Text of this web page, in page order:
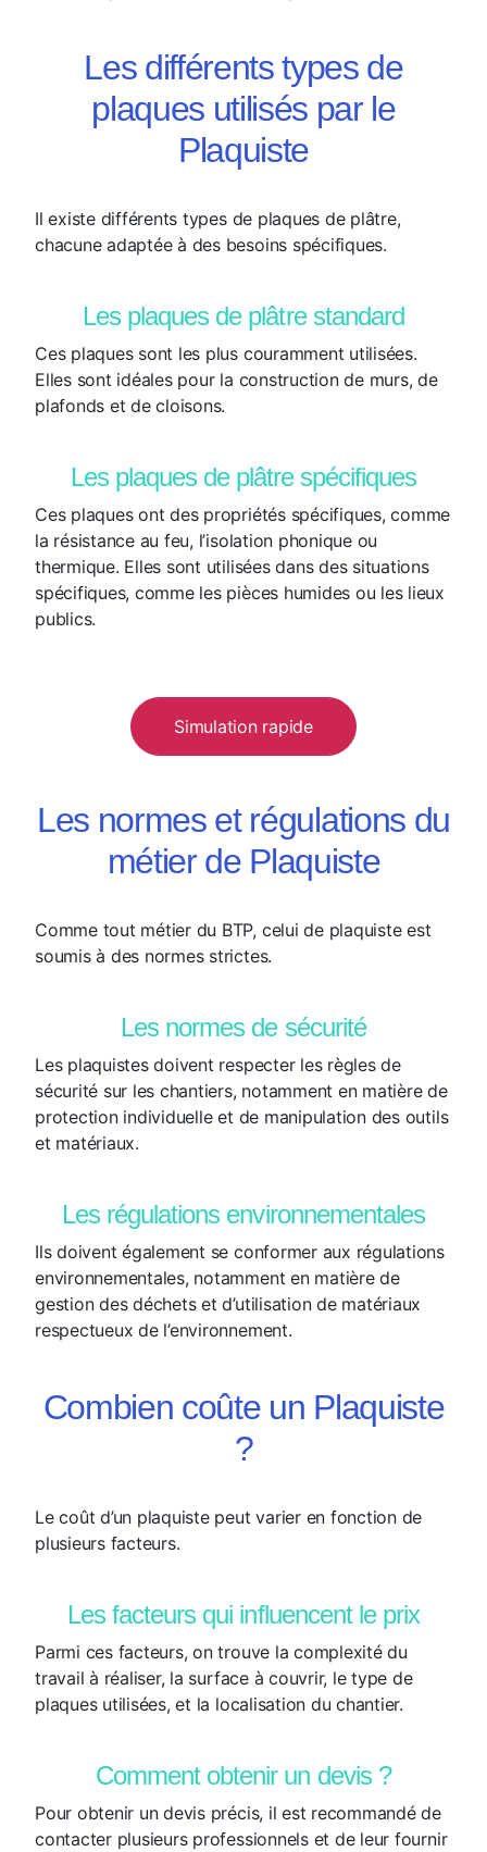
Les différents types de
plaques utilisés par le
Plaquiste
Il existe différents types de plaques de plâtre,
chacune adaptée à des besoins spécifiques.
Les plaques de plâtre standard
Ces plaques sont les plus couramment utilisées.
Elles sont idéales pour la construction de murs, de
plafonds et de cloisons.
Les plaques de plâtre spécifiques
Ces plaques ont des propriétés spécifiques, comme
la résistance au feu, l’isolation phonique ou
thermique. Elles sont utilisées dans des situations
spécifiques, comme les pièces humides ou les lieux
publics.
Simulation rapide
Les normes et régulations du
métier de Plaquiste
Comme tout métier du BTP, celui de plaquiste est
soumis à des normes strictes.
Les normes de sécurité
Les plaquistes doivent respecter les règles de
sécurité sur les chantiers, notamment en matière de
protection individuelle et de manipulation des outils
et matériaux.
Les régulations environnementales
Ils doivent également se conformer aux régulations
environnementales, notamment en matière de
gestion des déchets et d’utilisation de matériaux
respectueux de l’environnement.
Combien coûte un Plaquiste
?
Le coût d’un plaquiste peut varier en fonction de
plusieurs facteurs.
Les facteurs qui influencent le prix
Parmi ces facteurs, on trouve la complexité du
travail à réaliser, la surface à couvrir, le type de
plaques utilisées, et la localisation du chantier.
Comment obtenir un devis ?
Pour obtenir un devis précis, il est recommandé de
contacter plusieurs professionnels et de leur fournir